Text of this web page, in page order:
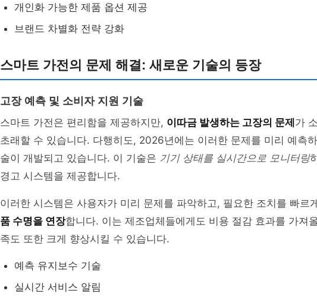
개인화 가능한 제품 옵션 제공
브랜드 차별화 전략 강화
스마트 가전의 문제 해결: 새로운 기술의 등장
고장 예측 및 소비자 지원 기술
스마트 가전은 편리함을 제공하지만, 이따금 발생하는 고장의 문제 가
초래할 수 있습니다. 다행히도, 2026년에는 이러한 문제를 미리 예측
술이 개발되고 있습니다. 이 기술은 기기 상태를 실시간으로 모니터링
경고 시스템을 제공합니다.
이러한 시스템은 사용자가 미리 문제를 파악하고, 필요한 조치를 빠르
품 수명을 연장합니다. 이는 제조업체들에게도 비용 절감 효과를 가져
족도 또한 크게 향상시킬 수 있습니다.
예측 유지보수 기술
실시간 서비스 알림